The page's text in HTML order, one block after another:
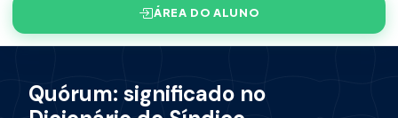
ÁREA DO ALUNO
Quórum: significado no